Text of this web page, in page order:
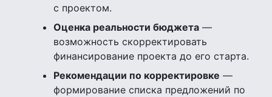
с проектом.
Оценка реальности бюджета —
возможность скорректировать
финансирование проекта до его старта.
Рекомендации по корректировке —
формирование списка предложений по